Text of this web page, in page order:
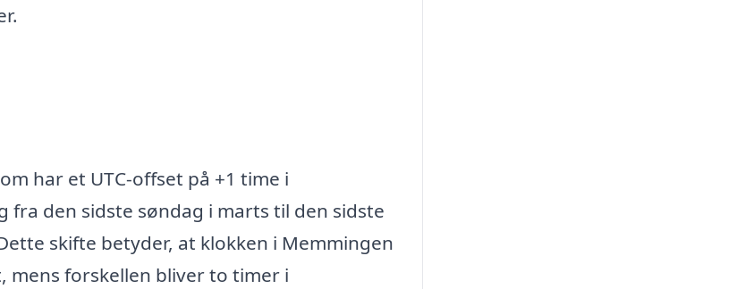
har et UTC-offset på +1 time i
den sidste søndag i marts til den sidste
skifte betyder, at klokken i Memmingen
forskellen bliver to timer i